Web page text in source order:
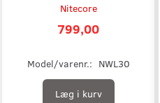
Nitecore
799,00
Model/varenr.: NWL30
Læg i kurv